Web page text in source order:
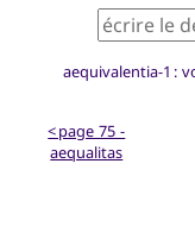
aequivalentia-1 :
< page 75 -
aequalitas